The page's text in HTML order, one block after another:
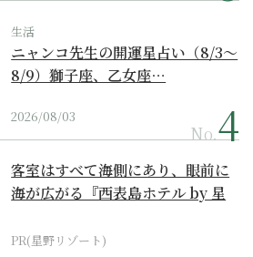
生活
ニャンコ先生の開運星占い（8/3～
8/9）獅子座、乙女座…
2026/08/03
No.
客室はすべて海側にあり、眼前に
海が広がる『西表島ホテル by 星
PR(星野リゾート)